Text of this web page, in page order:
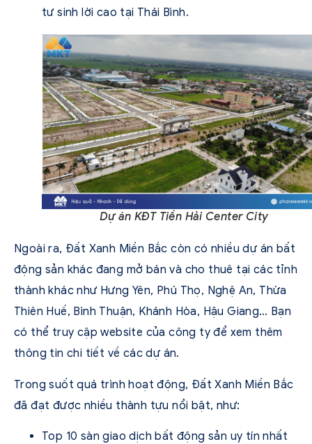
tư sinh lời cao tại Thái Bình.
Dự án KĐT Tiền Hải Center City
Ngoài ra, Đất Xanh Miền Bắc còn có nhiều dự án bất
động sản khác đang mở bán và cho thuê tại các tỉnh
thành khác như Hưng Yên, Phú Thọ, Nghệ An, Thừa
Thiên Huế, Bình Thuận, Khánh Hòa, Hậu Giang… Bạn
có thể truy cập website của công ty để xem thêm
thông tin chi tiết về các dự án.
Trong suốt quá trình hoạt động, Đất Xanh Miền Bắc
đã đạt được nhiều thành tựu nổi bật, như:
Top 10 sàn giao dịch bất động sản uy tín nhất